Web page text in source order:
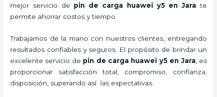
mejor servicio de pin de carga huawei y5 en Jara te
permite ahorrar costos y tiempo.
Trabajamos de la mano con nuestros clientes, entregando
resultados confiables y seguros. El propósito de brindar un
excelente servicio de pin de carga huawei y5en Jara , es
proporcionar satisfacción total, compromiso, confianza,
disposición, superando así las expectativas.